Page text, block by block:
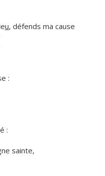
u, défends ma cause
:
:
sainte,